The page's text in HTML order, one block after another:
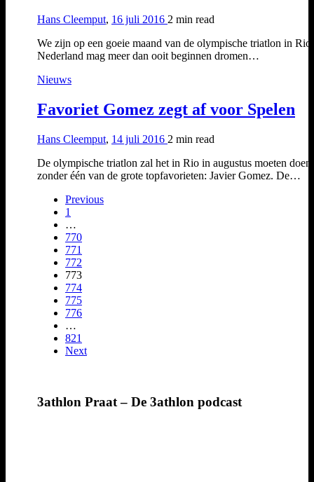
Hans Cleemput, 16 juli 2016 2 min read
We zijn op een goeie maand van de olympische triatlon in Rio
Nederland mag meer dan ooit beginnen dromen…
Nieuws
Favoriet Gomez zegt af voor Spelen
Hans Cleemput, 14 juli 2016 2 min read
De olympische triatlon zal het in Rio in augustus moeten doen
zonder één van de grote topfavorieten: Javier Gomez. De…
Previous
1
…
770
771
772
773
774
775
776
…
821
Next
3athlon Praat – De 3athlon podcast